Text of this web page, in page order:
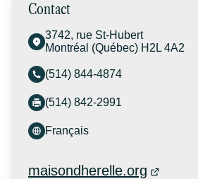
Contact
3742, rue St-Hubert
Montréal (Québec) H2L 4A2
(514) 844-4874
(514) 842-2991
Français
maisondherelle.org